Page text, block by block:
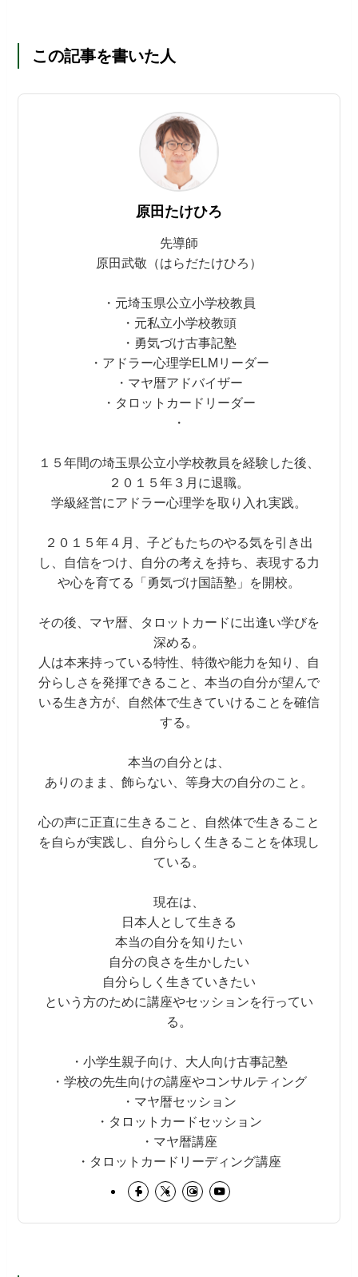
この記事を書いた人
原田たけひろ
先導師
原田武敬（はらだたけひろ）
・元埼玉県公立小学校教員
・元私立小学校教頭
・勇気づけ古事記塾
・アドラー心理学ELMリーダー
・マヤ暦アドバイザー
・タロットカードリーダー
・
１５年間の埼玉県公立小学校教員を経験した後、
２０１５年３月に退職。
学級経営にアドラー心理学を取り入れ実践。
２０１５年４月、子どもたちのやる気を引き出
し、自信をつけ、自分の考えを持ち、表現する力
や心を育てる「勇気づけ国語塾」を開校。
その後、マヤ暦、タロットカードに出逢い学びを
深める。
人は本来持っている特性、特徴や能力を知り、自
分らしさを発揮できること、本当の自分が望んで
いる生き方が、自然体で生きていけることを確信
する。
本当の自分とは、
ありのまま、飾らない、等身大の自分のこと。
心の声に正直に生きること、自然体で生きること
を自らが実践し、自分らしく生きることを体現し
ている。
現在は、
日本人として生きる
本当の自分を知りたい
自分の良さを生かしたい
自分らしく生きていきたい
という方のために講座やセッションを行ってい
る。
・小学生親子向け、大人向け古事記塾
・学校の先生向けの講座やコンサルティング
・マヤ暦セッション
・タロットカードセッション
・マヤ暦講座
・タロットカードリーディング講座